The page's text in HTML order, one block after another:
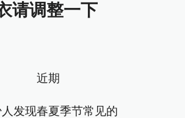
请调整一下
近期
发现春夏季节常见的